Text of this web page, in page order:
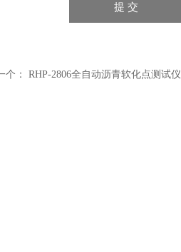
个： RHP-2806全自动沥青软化点测试仪